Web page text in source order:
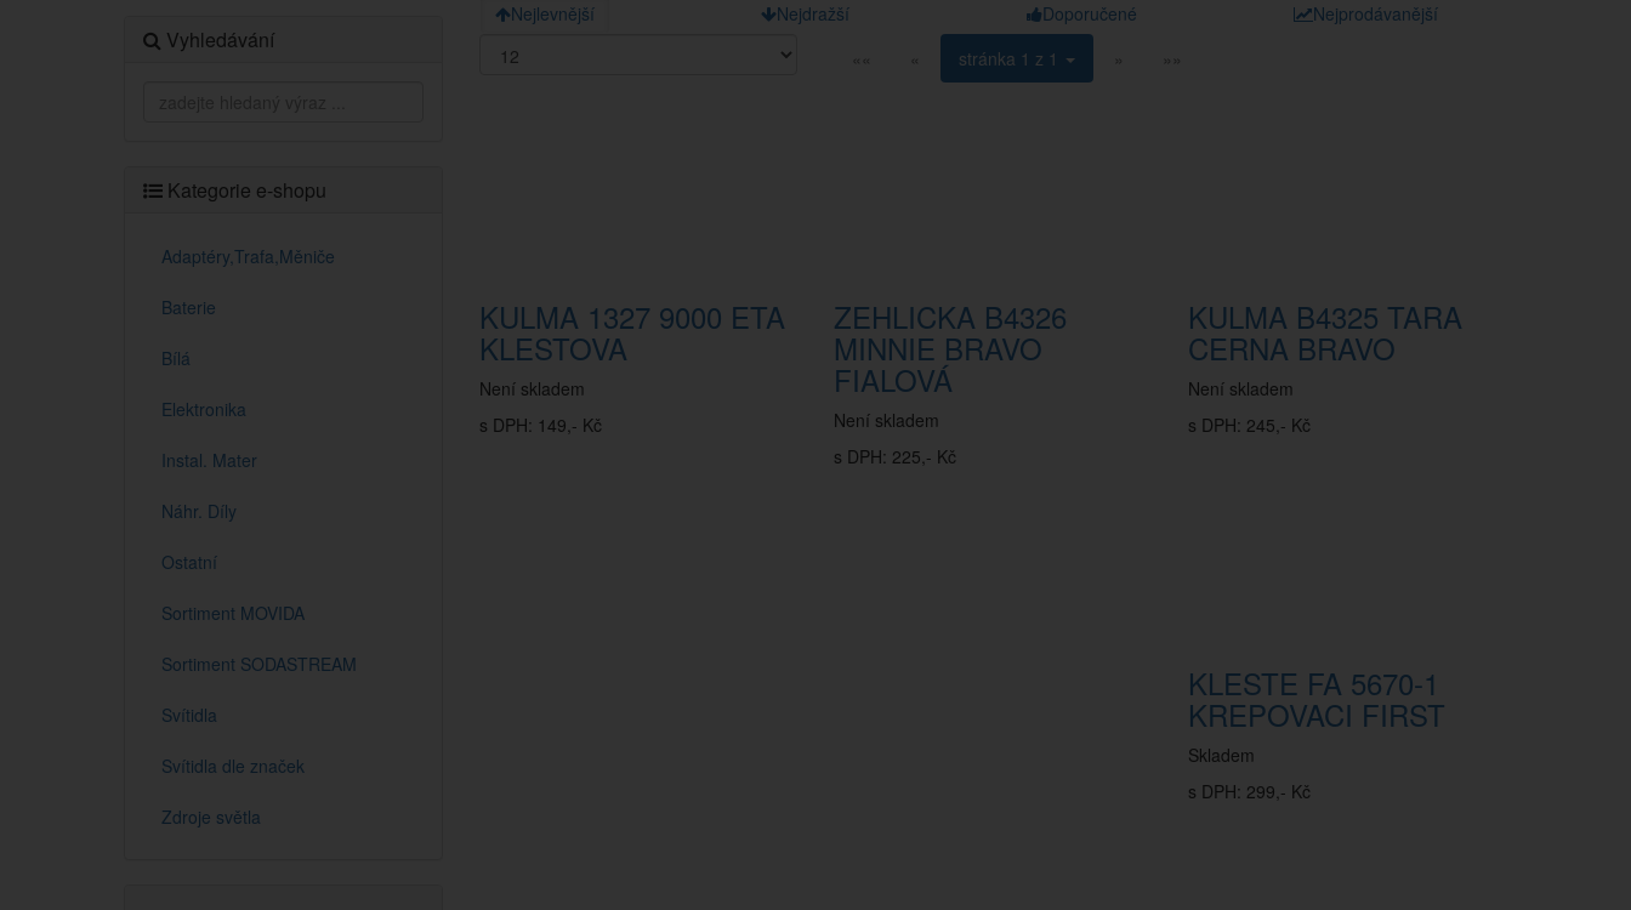
Vyhledávání
Kategorie e-shopu
Adaptéry,Trafa,Měniče
Baterie
Bílá
Elektronika
Instal. Mater
Náhr. Díly
Ostatní
Sortiment MOVIDA
Sortiment SODASTREAM
Svítidla
Svítidla dle značek
Zdroje světla
Nejlevnější Nejdražší Doporučené
Nejprodávanější
««
« stránka 1 z 1 » »»
KULMA 1327 9000 ETA
KLESTOVA
Není skladem
s DPH: 149,- Kč
ZEHLICKA B4326
MINNIE BRAVO
FIALOVÁ
Není skladem
s DPH: 225,- Kč
KULMA B4325 TARA
CERNA BRAVO
Není skladem
s DPH: 245,- Kč
KLESTE FA 5670-1
KREPOVACI FIRST
Skladem
s DPH: 299,- Kč